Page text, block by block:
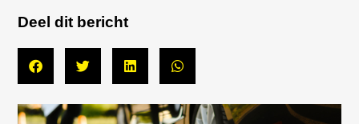
Deel dit bericht